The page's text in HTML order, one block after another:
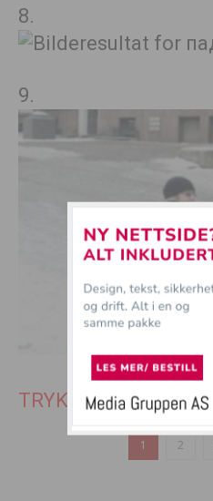
8.
9.
TRYKK PÅ SIDE 2
1 2